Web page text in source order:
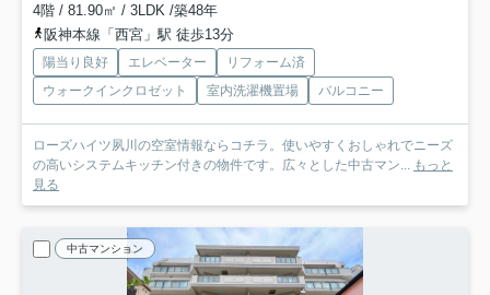
4階 / 81.90㎡ / 3LDK /築48年
阪神本線「西宮」駅 徒歩13分
陽当り良好 エレベーター
リフォーム済
ウォークインクロゼット
室内洗濯機置場 バルコニー
ローズハイツ夙川の空室情報ならコチラ。使いやすくおしゃれでニーズ
の高いシステムキッチン付きの物件です。広々とした中古マン... もっと
見る
中古マンション